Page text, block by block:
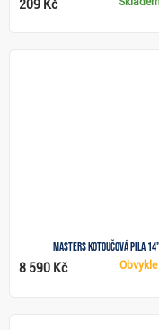
209 Kč
Masters kotoučová pila 14"
Obvykle
8 590 Kč